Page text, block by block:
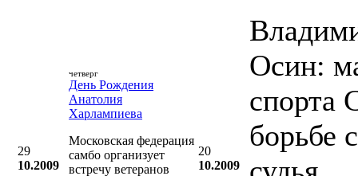
29
10.2009
четверг
День Рождения
Анатолия
Харлампиева
Московская федерация
самбо организует
встречу ветеранов
20
10.2009
Осин:
спорта
борьбе